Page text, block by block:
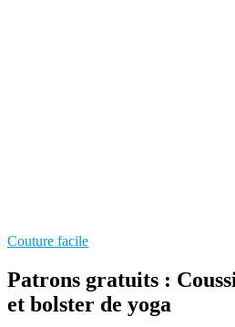
Couture facile
Patrons gratuits :
et bolster de yoga